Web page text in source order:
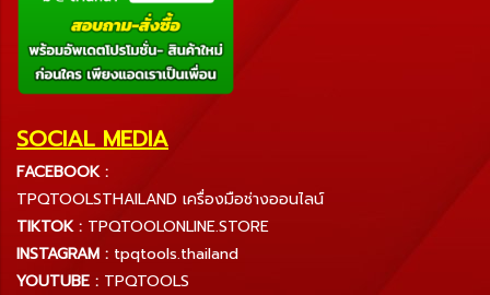
SOCIAL MEDIA
FACEBOOK :
TPQTOOLSTHAILAND เครื่องมือช่างออนไลน์
TIKTOK : TPQTOOLONLINE.STORE
INSTAGRAM : tpqtools.thailand
YOUTUBE : TPQTOOLS